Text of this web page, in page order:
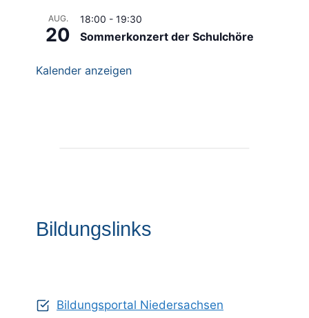
AUG.
20
18:00 - 19:30
Sommerkonzert der Schulchöre
Kalender anzeigen
Bildungslinks
Bildungsportal Niedersachsen